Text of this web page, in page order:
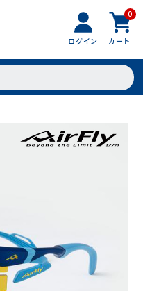
ログイン
0
カート